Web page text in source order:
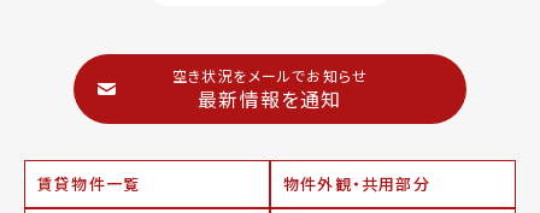
空き状況をメールでお知らせ
最新情報を通知
賃貸物件一覧 物件外観・共用部分